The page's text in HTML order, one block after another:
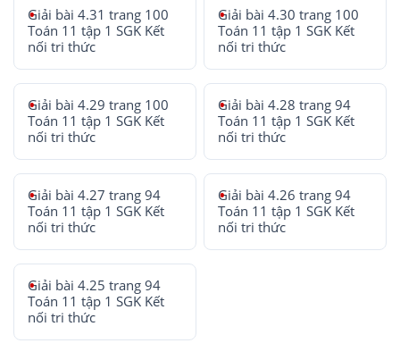
Giải bài 4.31 trang 100
Toán 11 tập 1 SGK Kết
nối tri thức
Giải bài 4.30 trang 100
Toán 11 tập 1 SGK Kết
nối tri thức
Giải bài 4.29 trang 100
Toán 11 tập 1 SGK Kết
nối tri thức
Giải bài 4.28 trang 94
Toán 11 tập 1 SGK Kết
nối tri thức
Giải bài 4.27 trang 94
Toán 11 tập 1 SGK Kết
nối tri thức
Giải bài 4.26 trang 94
Toán 11 tập 1 SGK Kết
nối tri thức
Giải bài 4.25 trang 94
Toán 11 tập 1 SGK Kết
nối tri thức